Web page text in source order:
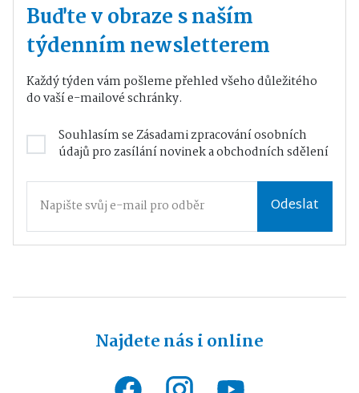
Buďte v obraze s naším
týdenním newsletterem
Každý týden vám pošleme přehled všeho důležitého
do vaší e-mailové schránky.
Souhlasím seZásadami zpracování osobních
údajůpro zasílání novinek a obchodních sdělení
Odeslat
Najdete nás i online